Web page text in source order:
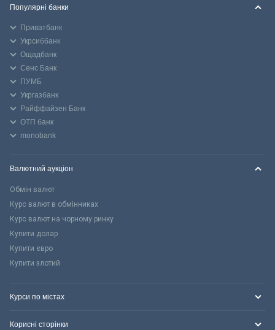
Популярні банки
Приватбанк
Укрсиббанк
Ощадбанк
Сенс Банк
ПУМБ
Укргазбанк
Райффайзен Банк
ОТП банк
monobank
Валютний аукціон
Обмін валют
Курс валют в обмінниках
Курс валют на чорному ринку
Купити долар
Купити євро
Купити злотий
Курси по містах
Корисні сторінки